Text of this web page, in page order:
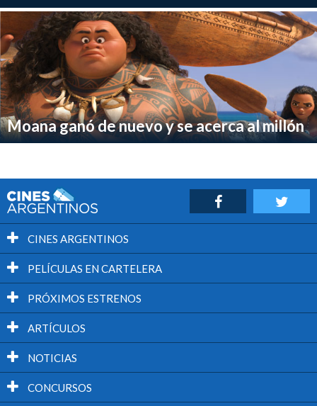
Moana ganó de nuevo y se acerca al millón
CINES ARGENTINOS
PELÍCULAS EN CARTELERA
PRÓXIMOS ESTRENOS
ARTÍCULOS
NOTICIAS
CONCURSOS